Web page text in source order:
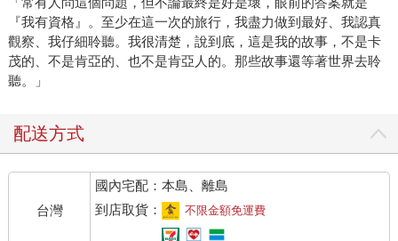
『我有資格』。至少在這一次的旅行，我盡力做到最好、我認真
觀察、我仔細聆聽。我很清楚，說到底，這是我的故事，不是卡
茂的、不是肯亞的、也不是肯亞人的。那些故事還等著世界去聆
聽。」
配送方式
台灣
國內宅配：本島、離島
到店取貨：
不限金額免運費